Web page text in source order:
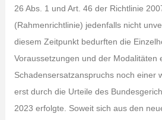
26 Abs. 1 und Art. 46 der Richtlinie
(Rahmenrichtlinie) jedenfalls nicht
diesem Zeitpunkt bedurften die
Voraussetzungen und der Modalitäten
Schadensersatzanspruchs noch einer
erst durch die Urteile des
2023 erfolgte. Soweit sich aus den